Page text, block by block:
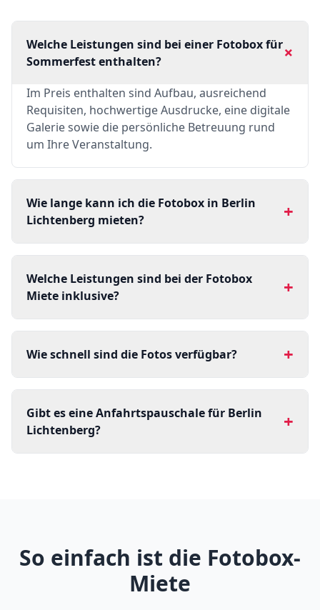
Welche Leistungen sind bei einer Fotobox für
Sommerfest enthalten?
+
Im Preis enthalten sind Aufbau, ausreichend
Requisiten, hochwertige Ausdrucke, eine digitale
Galerie sowie die persönliche Betreuung rund
um Ihre Veranstaltung.
Wie lange kann ich die Fotobox in Berlin
Lichtenberg mieten?
+
Welche Leistungen sind bei der Fotobox
Miete inklusive?
+
Wie schnell sind die Fotos verfügbar? +
Gibt es eine Anfahrtspauschale für Berlin
Lichtenberg?
+
So einfach ist die Fotobox-
Miete